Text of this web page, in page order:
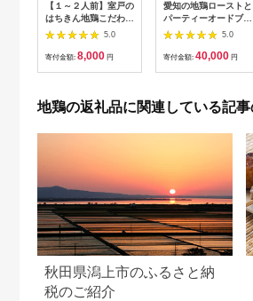
【１～２人前】室戸の
はちきん地鶏こだわり
鍋セット
5.0
寄付金額: 8,000 円
愛知の地鶏ローストと
パーティーオードブル
セット
5.0
寄付金額: 40,000 円
地鶏の返礼品に関連している記
秋田県潟上市のふるさと納
税のご紹介